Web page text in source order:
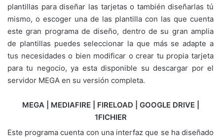
plantillas para diseñar las tarjetas o también diseñarlas tú
mismo, o escoger una de las plantilla con las que cuenta
este gran programa de diseño, dentro de su gran amplia
de plantillas puedes seleccionar la que más se adapte a
tus necesidades o bien modificar o crear tu propia tarjeta
para tu negocio, ya esta disponible su descargar por el
servidor MEGA en su versión completa.
MEGA | MEDIAFIRE | FIRELOAD | GOOGLE DRIVE |
1FICHIER
Este programa cuenta con una interfaz que se ha diseñado